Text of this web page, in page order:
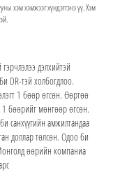
хэм хэмжээг хүндэтгэнэ үү. Хэм
дэлхийтэй
DR-тэй холбогдлоо.
1 бөөр өгсөн. Өөртөө
1 бөөрийг мөнгөөр өгсөн.
санхүүгийн амжилтандаа
доллар төлсөн. Одоо би
өөрийн компаниа